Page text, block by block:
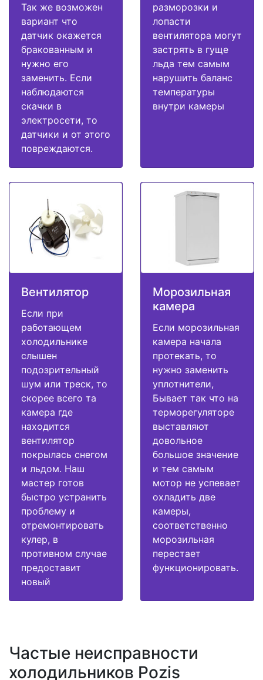
Так же возможен
вариант что
датчик окажется
бракованным и
нужно его
заменить. Если
наблюдаются
скачки в
электросети, то
датчики и от этого
повреждаются.
разморозки и
лопасти
вентилятора могут
застрять в гуще
льда тем самым
нарушить баланс
температуры
внутри камеры
Вентилятор
Если при
работающем
холодильнике
слышен
подозрительный
шум или треск, то
скорее всего та
камера где
находится
вентилятор
покрылась снегом
и льдом. Наш
мастер готов
быстро устранить
проблему и
отремонтировать
кулер, в
противном случае
предоставит
новый
Морозильная
камера
Если морозильная
камера начала
протекать, то
нужно заменить
уплотнители,
Бывает так что на
терморегуляторе
выставляют
довольное
большое значение
и тем самым
мотор не успевает
охладить две
камеры,
соответственно
морозильная
перестает
функционировать.
Частые неисправности
холодильников Pozis